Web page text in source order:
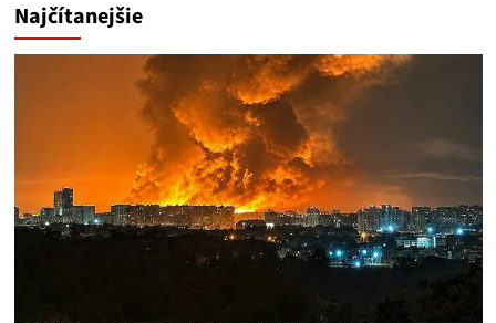
Najčítanejšie